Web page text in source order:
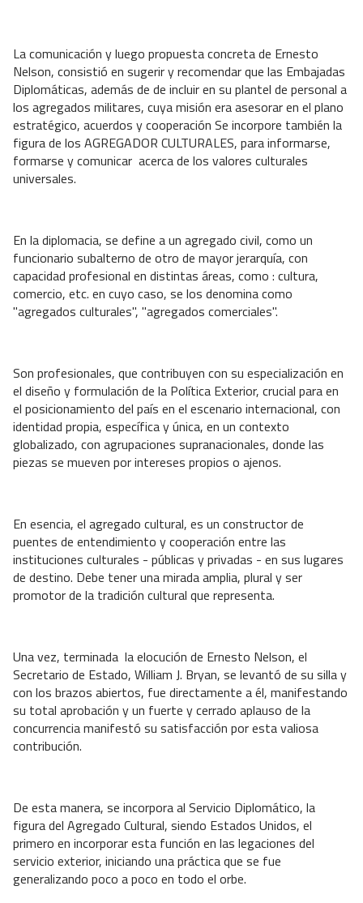
La comunicación y luego propuesta concreta de Ernesto
Nelson, consistió en sugerir y recomendar que las Embajadas
Diplomáticas, además de de incluir en su plantel de personal a
los agregados militares, cuya misión era asesorar en el plano
estratégico, acuerdos y cooperación Se incorpore también la
figura de los AGREGADOR CULTURALES, para informarse,
formarse y comunicar acerca de los valores culturales
universales.
En la diplomacia, se define a un agregado civil, como un
funcionario subalterno de otro de mayor jerarquía, con
capacidad profesional en distintas áreas, como : cultura,
comercio, etc. en cuyo caso, se los denomina como
"agregados culturales", "agregados comerciales".
Son profesionales, que contribuyen con su especialización en
el diseño y formulación de la Política Exterior, crucial para en
el posicionamiento del país en el escenario internacional, con
identidad propia, específica y única, en un contexto
globalizado, con agrupaciones supranacionales, donde las
piezas se mueven por intereses propios o ajenos.
En esencia, el agregado cultural, es un constructor de
puentes de entendimiento y cooperación entre las
instituciones culturales - públicas y privadas - en sus lugares
de destino. Debe tener una mirada amplia, plural y ser
promotor de la tradición cultural que representa.
Una vez, terminada la elocución de Ernesto Nelson, el
Secretario de Estado, William J. Bryan, se levantó de su silla y
con los brazos abiertos, fue directamente a él, manifestando
su total aprobación y un fuerte y cerrado aplauso de la
concurrencia manifestó su satisfacción por esta valiosa
contribución.
De esta manera, se incorpora al Servicio Diplomático, la
figura del Agregado Cultural, siendo Estados Unidos, el
primero en incorporar esta función en las legaciones del
servicio exterior, iniciando una práctica que se fue
generalizando poco a poco en todo el orbe.